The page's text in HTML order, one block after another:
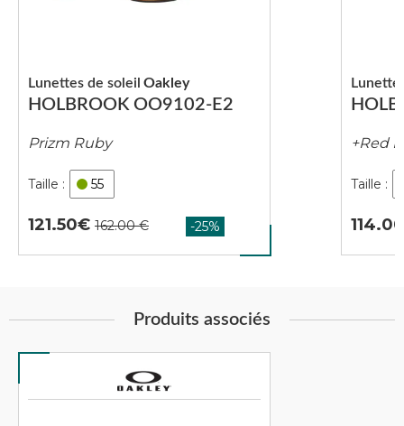
HOLBROOK OO9102-E2
Lunettes de soleil Oakley
Prizm Ruby
55
121.50
+Red
Produits associés